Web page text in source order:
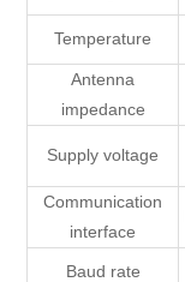
Temperature
Antenna
impedance
Supply voltage
Communication
interface
Baud rate